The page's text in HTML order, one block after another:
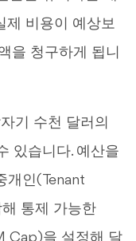
제 비용이 예상보
을 청구하게 됩니
기 수천 달러의
있습니다. 예산을
개인(Tenant
통제 가능한
Cap)을 설정해 달